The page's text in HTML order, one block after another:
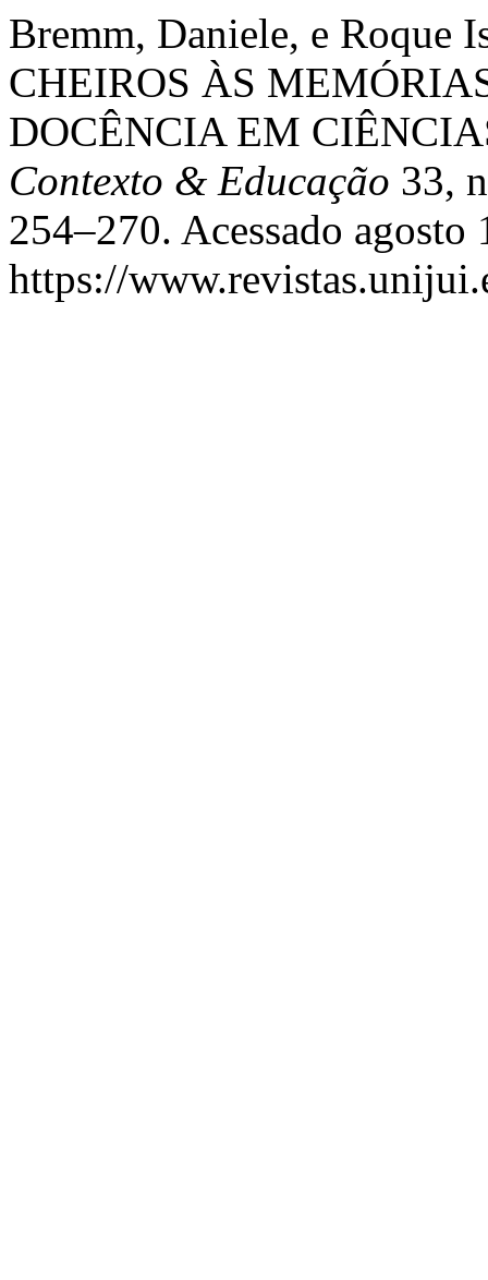
Bremm, Daniele, e Roque
CHEIROS ÀS
DOCÊNCIA EM
Contexto & Educação 33,
254–270. Acessado agosto
https://